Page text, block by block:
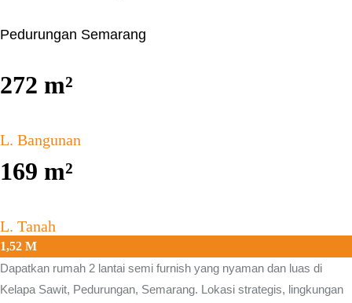
Pedurungan Semarang
272 m²
L. Bangunan
169 m²
L. Tanah
1,52 M
Dapatkan rumah 2 lantai semi furnish yang nyaman dan luas di
Kelapa Sawit, Pedurungan, Semarang. Lokasi strategis, lingkungan